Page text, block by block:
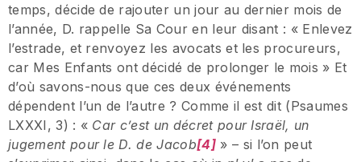
temps, décide de rajouter un jour au dernier mois de
l’année, D. rappelle Sa Cour en leur disant : « Enlevez
l’estrade, et renvoyez les avocats et les procureurs,
car Mes Enfants ont décidé de prolonger le mois » Et
d’où savons-nous que ces deux événements
dépendent l’un de l’autre ? Comme il est dit (Psaumes
LXXXI, 3) : « Car c’est un décret pour Israël, un
jugement pour le D. de Jacob[4] » – si l’on peut